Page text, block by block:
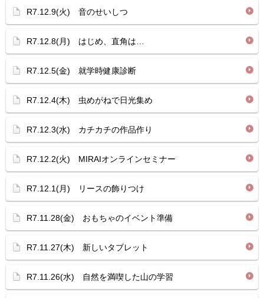
R7.12.9(火) 音のせいしつ
R7.12.8(月) はじめ、直角は…
R7.12.5(金) 就学時健康診断
R7.12.4(木) 虫めがねで日光集め
R7.12.3(水) カチカチの作品作り
R7.12.2(火) MIRAIオンラインセミナー
R7.12.1(月) リースの飾りつけ
R7.11.28(金) おもちゃのイベント準備
R7.11.27(木) 新しいタブレット
R7.11.26(水) 自然を満喫した山の学習